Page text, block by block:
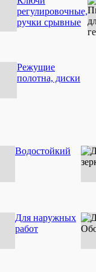
регулировочные,
ручки срывные
Режущие
полотна, диски
Водостойкий
Для наружных
работ
Базовая
единица
шт
пена,
таких
бетон,